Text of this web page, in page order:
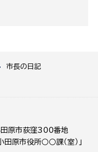
市長の日記
原市荻窪300番地
原市役所○○課（室）」